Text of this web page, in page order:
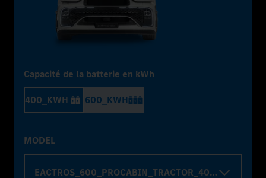
Capacité de la batterie en kWh
400_KWH 600_KWH
MODEL